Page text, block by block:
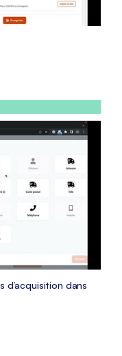
d’acquisition dans